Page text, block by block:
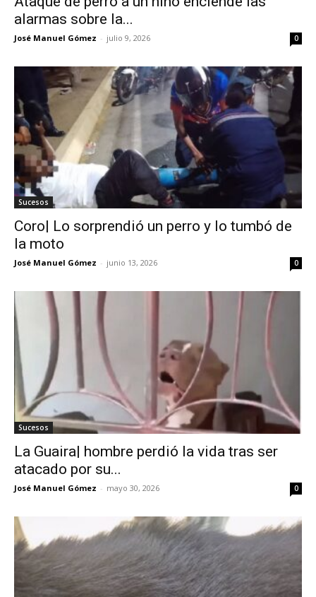
alarmas sobre la...
José Manuel Gómez - julio 9, 2026 0
Sucesos
Coro| Lo sorprendió un perro y lo tumbó de
la moto
José Manuel Gómez - junio 13, 2026 0
Sucesos
La Guaira| hombre perdió la vida tras ser
atacado por su...
José Manuel Gómez - mayo 30, 2026 0